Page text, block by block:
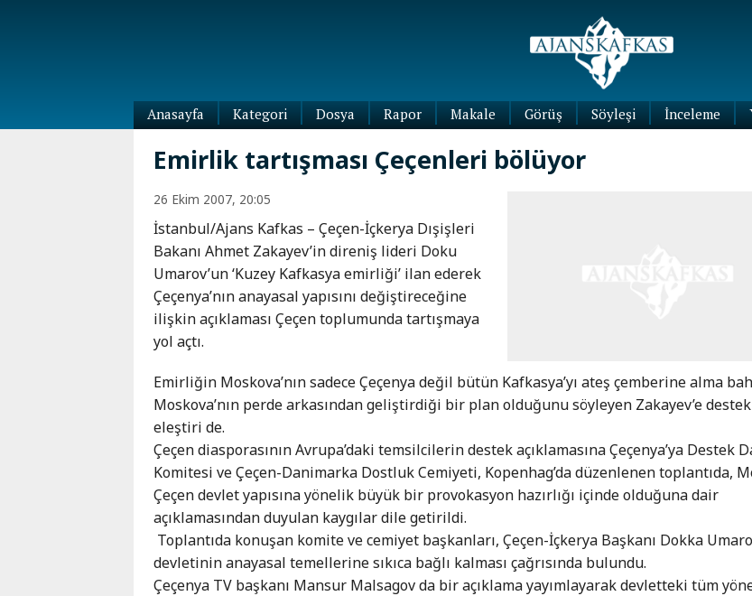
Anasayfa
Kategori
Dünya
Abhazya
Adıgey
Çeçenya
Dağıstan
Güney
Osetya
Kabardey-
Balkar
Karaçay-
Krasnodar
Kray
Kuzey
Osetya
Stavropol
Kray
Kafkas-
Ötesi
Azerbaycan
Ermenistan
Gürcistan
Dosya Rapor Makale Görüş Söyleşi İnceleme
Emirlik tartışması Çeçenleri bölüyor
26 Ekim 2007, 20:05
İstanbul/Ajans Kafkas – Çeçen-İçkerya Dışişleri
Bakanı Ahmet Zakayev’in direniş lideri Doku
Umarov’un ‘Kuzey Kafkasya emirliği’ ilan ederek
Çeçenya’nın anayasal yapısını değiştireceğine
ilişkin açıklaması Çeçen toplumunda tartışmaya
yol açtı.
Emirliğin Moskova’nın sadece Çeçenya değil bütün Kafkasya’yı ateş çemberine alma
Moskova’nın perde arkasından geliştirdiği bir plan olduğunu söyleyen Zakayev’e
eleştiri de.
Çeçen diasporasının Avrupa’daki temsilcilerin destek açıklamasına Çeçenya’ya Destek
Komitesi ve Çeçen-Danimarka Dostluk Cemiyeti, Kopenhag’da düzenlenen toplantıda,
Çeçen devlet yapısına yönelik büyük bir provokasyon hazırlığı içinde olduğuna dair
açıklamasından duyulan kaygılar dile getirildi.
Toplantıda konuşan komite ve cemiyet başkanları, Çeçen-İçkerya Başkanı Dokka
devletinin anayasal temellerine sıkıca bağlı kalması çağrısında bulundu.
Çeçenya TV başkanı Mansur Malsagov da bir açıklama yayımlayarak devletteki tüm